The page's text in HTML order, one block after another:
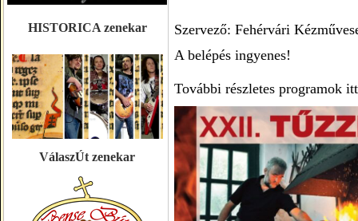
HISTORICA zenekar
VálaszÚt zenekar
Szervező: Fehérvári
A belépés ingyenes!
További részletes programok